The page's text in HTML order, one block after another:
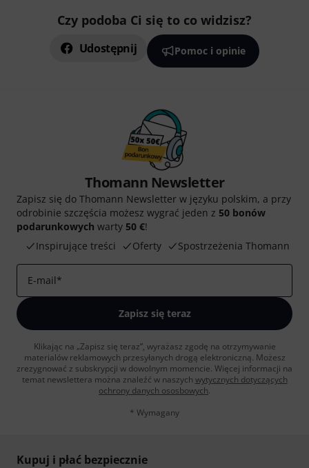
Czy podoba Ci się to co widzisz?
Udostępnij Pomoc i opinie
Thomann Newsletter
Zapisz się do Thomann Newsletter w języku polskim, a przy
odrobinie szczęścia możesz wygrać jeden z 50 bonów
podarunkowych warty 50 €!
Inspirujące treści
Oferty Spostrzeżenia Thomann
E-mail*
Zapisz się teraz
Klikając na „Zapisz się teraz”, wyrażasz zgodę na otrzymywanie
materialów reklamowych przesyłanych drogą elektroniczną. Możesz
zrezygnować z subskrypcji w dowolnym momencie. Więcej informacji na
temat newslettera można znaleźć w naszych wytycznych dotyczących
ochrony danych ososbowych.
* Wymagany
Kupuj i płać bezpiecznie